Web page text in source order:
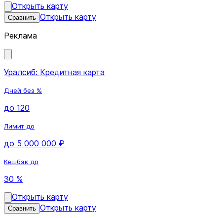
Открыть карту
Сравнить Открыть карту
Реклама
Уралсиб: Кредитная карта
Дней без %
до 120
Лимит до
до 5 000 000 ₽
Кешбэк до
30 %
Открыть карту
Сравнить Открыть карту